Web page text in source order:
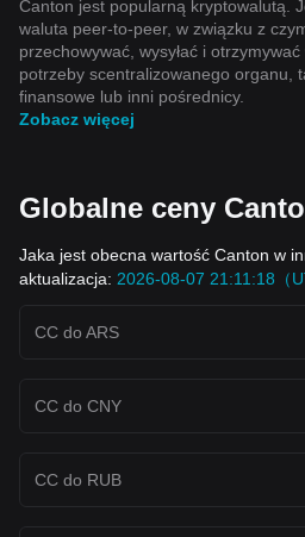
Canton jest popularną kryptowalutą.
waluta peer-to-peer, w związku z
przechowywać, wysyłać i
potrzeby scentralizowanego organu,
finansowe lub inni pośrednicy.
Zobacz więcej
Globalne ceny
Jaka jest obecna wartość Canton w
aktualizacja: 2026-08-07 21:11:18（
CC do ARS
CC do CNY
CC do RUB